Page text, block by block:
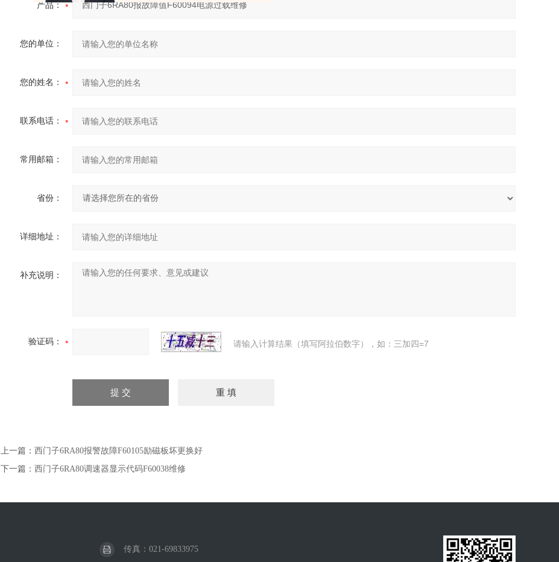
产品：
您的单位：
您的姓名：
联系电话：
常用邮箱：
省份：
详细地址：
补充说明：
验证码： 请输入计算结果（填写阿拉伯数字），如：三加四=7
上一篇： 西门子6RA80报警故障F60105励磁板坏更换好
下一篇： 西门子6RA80调速器显示代码F60038维修
传真：021-69833975